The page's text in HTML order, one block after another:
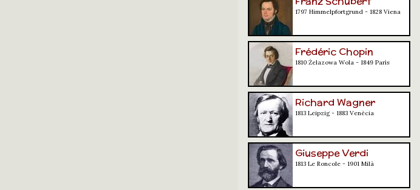
1797 Himmelpfortgrund - 1828 Viena
Frédéric Chopin
1810 Żelazowa Wola - 1849 París
Richard Wagner
1813 Leipzig - 1883 Venècia
Giuseppe Verdi
1813 Le Roncole - 1901 Milà